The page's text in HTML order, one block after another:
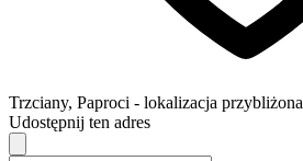
Trzciany, Paproci - lokalizacja przybliżona
Udostępnij ten adres